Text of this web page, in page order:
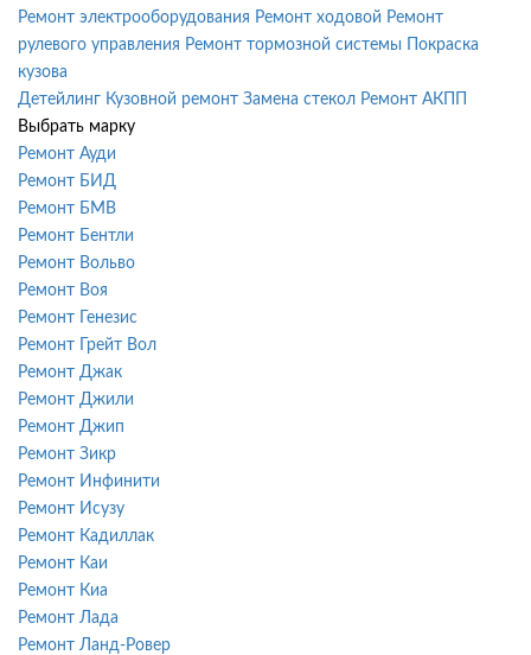
Ремонт электрооборудования Ремонт ходовой Ремонт
рулевого управления Ремонт тормозной системы
Покраска
кузова
Детейлинг Кузовной ремонт Замена стекол Ремонт АКПП
Выбрать марку
Ремонт Ауди
Ремонт БИД
Ремонт БМВ
Ремонт Бентли
Ремонт Вольво
Ремонт Воя
Ремонт Генезис
Ремонт Грейт Вол
Ремонт Джак
Ремонт Джили
Ремонт Джип
Ремонт Зикр
Ремонт Инфинити
Ремонт Исузу
Ремонт Кадиллак
Ремонт Каи
Ремонт Киа
Ремонт Лада
Ремонт Ланд-Ровер